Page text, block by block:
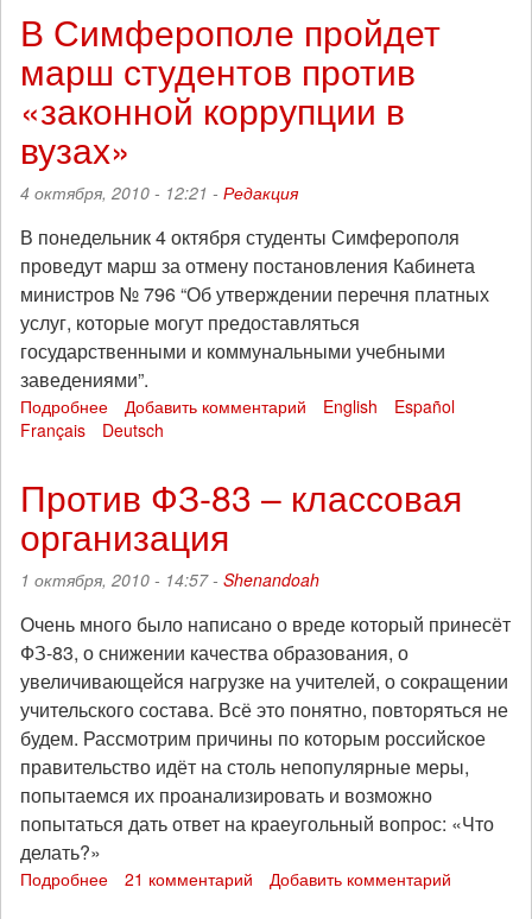
книгу
Питера
Гелдерлооса
"Консенсус:
принятие
решений
свободном
обществе"
В Симферополе пройдет
марш студентов против
«законной коррупции в
вузах»
4 октября, 2010 - 12:21 - Редакция
В понедельник 4 октября студенты Симферополя
проведут марш за отмену постановления Кабинета
министров № 796 “Об утверждении перечня платных
услуг, которые могут предоставляться
государственными и коммунальными учебными
заведениями”.
Подробнее
В
марш
против
«законной
в
вузах»
Добавить комментарий English
Español
Français
Deutsch
Против ФЗ-83 – классовая
организация
1 октября, 2010 - 14:57 - Shenandoah
Очень много было написано о вреде который принесёт
ФЗ-83, о снижении качества образования, о
увеличивающейся нагрузке на учителей, о сокращении
учительского состава. Всё это понятно, повторяться не
будем. Рассмотрим причины по которым российское
правительство идёт на столь непопулярные меры,
попытаемся их проанализировать и возможно
попытаться дать ответ на краеугольный вопрос: «Что
делать?»
Подробнее 21 комментарий Добавить комментарий